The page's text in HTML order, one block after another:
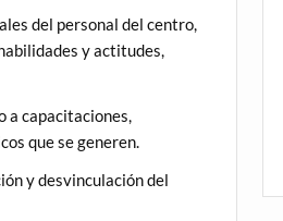
del personal del centro,
y actitudes,
a capacitaciones,
que se generen.
y desvinculación del